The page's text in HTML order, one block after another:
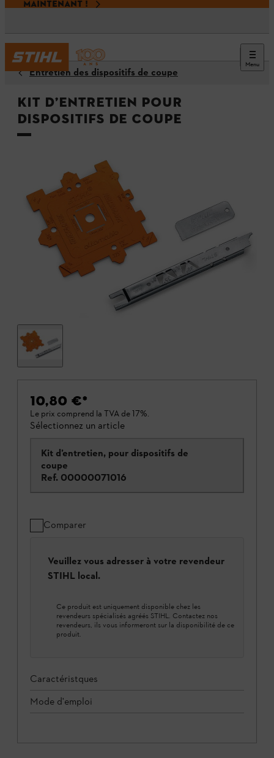
MAINTENANT !
Menu
Entretien des dispositifs de coupe
Kit d’entretien pour
dispositifs de coupe
10,80 €*
Le prix comprend la TVA de 17%.
Sélectionnez un article
Kit d’entretien, pour dispositifs de
coupe
Ref. 00000071016
Comparer
Veuillez vous adresser à votre revendeur
STIHL local.
Ce produit est uniquement disponible chez les
revendeurs spécialisés agréés STIHL. Contactez nos
revendeurs, ils vous informeront sur la disponibilité de ce
produit.
Caractéristques
Mode d'emploi